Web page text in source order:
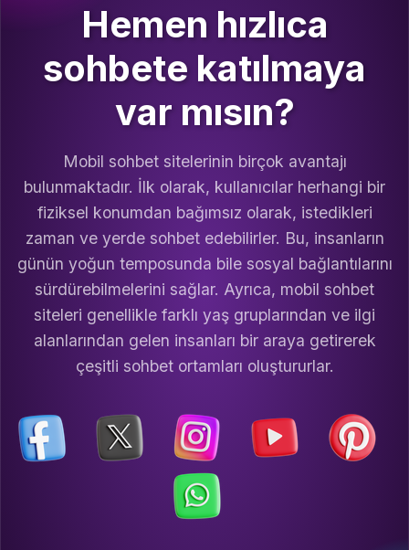
Hemen hızlıca
sohbete katılmaya
var mısın?
Mobil sohbet sitelerinin birçok avantajı
bulunmaktadır. İlk olarak, kullanıcılar herhangi bir
fiziksel konumdan bağımsız olarak, istedikleri
zaman ve yerde sohbet edebilirler. Bu, insanların
günün yoğun temposunda bile sosyal bağlantılarını
sürdürebilmelerini sağlar. Ayrıca, mobil sohbet
siteleri genellikle farklı yaş gruplarından ve ilgi
alanlarından gelen insanları bir araya getirerek
çeşitli sohbet ortamları oluştururlar.